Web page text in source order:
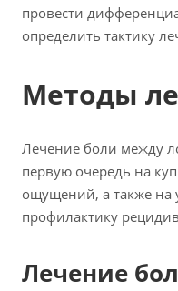
провести
определить тактику
Методы
Лечение боли между
первую очередь на
ощущений, а также на
профилактику
Лечение